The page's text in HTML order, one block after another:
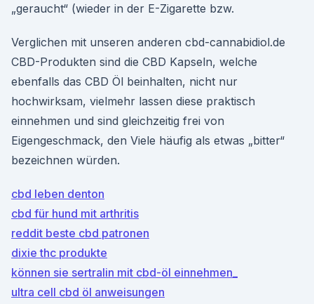
„geraucht“ (wieder in der E-Zigarette bzw.
Verglichen mit unseren anderen cbd-cannabidiol.de
CBD-Produkten sind die CBD Kapseln, welche
ebenfalls das CBD Öl beinhalten, nicht nur
hochwirksam, vielmehr lassen diese praktisch
einnehmen und sind gleichzeitig frei von
Eigengeschmack, den Viele häufig als etwas „bitter“
bezeichnen würden.
cbd leben denton
cbd für hund mit arthritis
reddit beste cbd patronen
dixie thc produkte
können sie sertralin mit cbd-öl einnehmen_
ultra cell cbd öl anweisungen